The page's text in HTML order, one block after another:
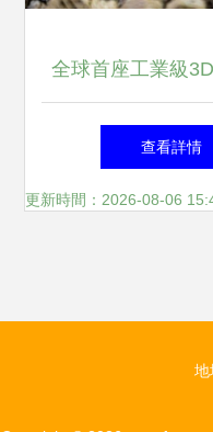
全球首座工業級
劑量產工廠
查看詳情
更新時間：2026-08-06
地